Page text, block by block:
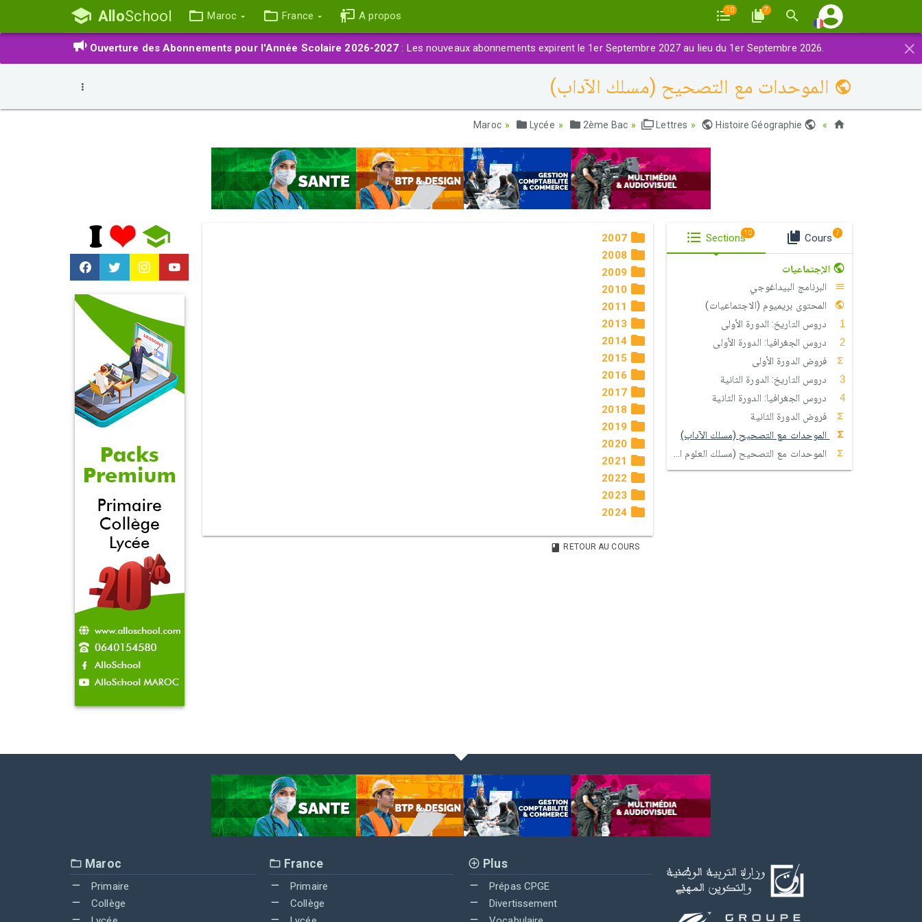
AlloSchool Maroc France A propos 10 7
×
Ouverture des Abonnements pour l'Année Scolaire 2026-2027 : Les nouveaux abonnements expirent le 1er Septembre 2027 au lieu du 1er Septembre 2026.
الموحدات مع التصحيح (مسلك الآداب)
Lycée 2ème Bac Lettres Histoire Géographie
2007
2008
2009
2010
2011
2013
2014
2015
2016
2017
2018
2019
2020
2021
2022
2023
2024
RETOUR AU COURS
Sections10 Cours 7
الإجتماعيات
البرنامج البيداغوجي
المحتوى بريميوم (الاجتماعيات)
دروس التاريخ: الدورة الأولى
دروس الجغرافيا: الدورة الأولى
فروض الدورة الأولى
دروس التاريخ: الدورة الثانية
دروس الجغرافيا: الدورة الثانية
فروض الدورة الثانية
الموحدات مع التصحيح (مسلك الآداب)
الموحدات مع التصحيح (مسلك العلوم الإنسانية)
Maroc
Primaire
Collège
France
Primaire
Collège
Plus
Prépas CPGE
Divertissement